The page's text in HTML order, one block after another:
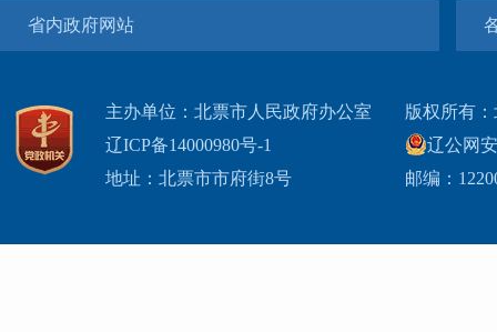
省内政府网站
主办单位：北票市人民政府办公室
辽ICP备14000980号-1
地址：北票市市府街8号
版权所有
辽公网
邮编：